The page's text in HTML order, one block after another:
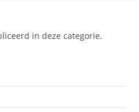
in deze categorie.